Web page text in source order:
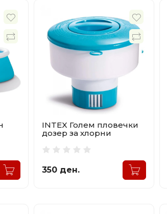
INTEX Голем пловечки
дозер за хлорни
350 ден.